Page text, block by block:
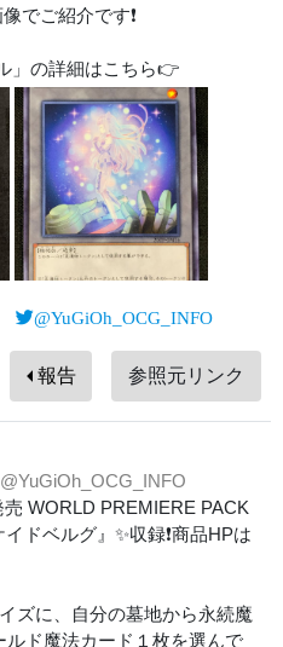
でご紹介です❗️
」の詳細はこちら👉
@YuGiOh_OCG_INFO
報告 参照元リンク
@YuGiOh_OCG_INFO
WORLD PREMIERE PACK
ドベルグ』✨収録❗️商品HPは
ズに、自分の墓地から永続魔
ド魔法カード１枚を選んで